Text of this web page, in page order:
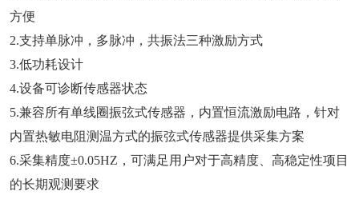
方便
2.支持单脉冲，多脉冲，共振法三种激励方式
3.低功耗设计
4.设备可诊断传感器状态
5.兼容所有单线圈振弦式传感器，内置恒流激励电路，针对
内置热敏电阻测温方式的振弦式传感器提供采集方案
6.采集精度±0.05HZ，可满足用户对于高精度、高稳定性项目
的长期观测要求